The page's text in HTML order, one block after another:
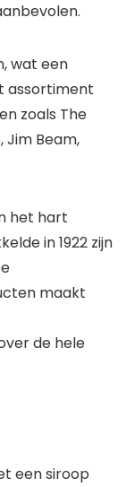
wat een
assortiment
zoals The
Jim Beam,
het hart
in 1922 zijn
maakt
de hele
een siroop